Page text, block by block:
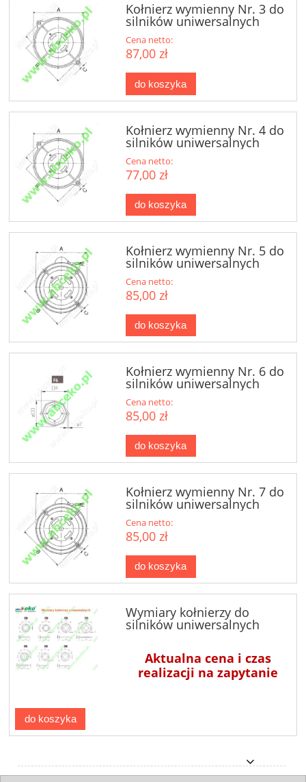
Kołnierz wymienny Nr. 3 do
silników uniwersalnych
Cena netto:
87,00 zł
do koszyka
Kołnierz wymienny Nr. 4 do
silników uniwersalnych
Cena netto:
77,00 zł
do koszyka
Kołnierz wymienny Nr. 5 do
silników uniwersalnych
Cena netto:
85,00 zł
do koszyka
Kołnierz wymienny Nr. 6 do
silników uniwersalnych
Cena netto:
85,00 zł
do koszyka
Kołnierz wymienny Nr. 7 do
silników uniwersalnych
Cena netto:
85,00 zł
do koszyka
Wymiary kołnierzy do
silników uniwersalnych
Aktualna cena i czas
realizacji na zapytanie
do koszyka